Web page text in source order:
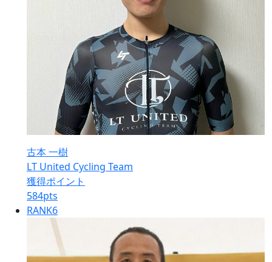
古本 一樹
LT United Cycling Team
獲得ポイント
584pts
RANK6